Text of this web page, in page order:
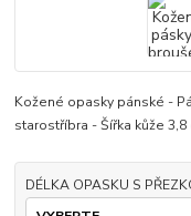
Kožené opasky pánské -
starostříbra - Šířka kůže 3,8
DÉLKA OPASKU S